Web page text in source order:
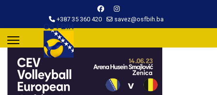
+387 35 360 420 savez@osfbih.ba